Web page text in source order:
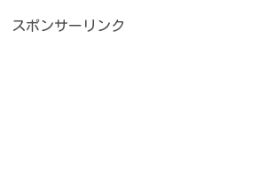
スポンサーリンク